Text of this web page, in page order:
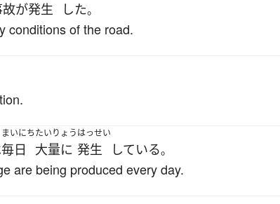
が発生 した。
conditions of the road.
まいにち
毎日
たいりょう
大量に
はっせい
発生 している。
are being produced every day.